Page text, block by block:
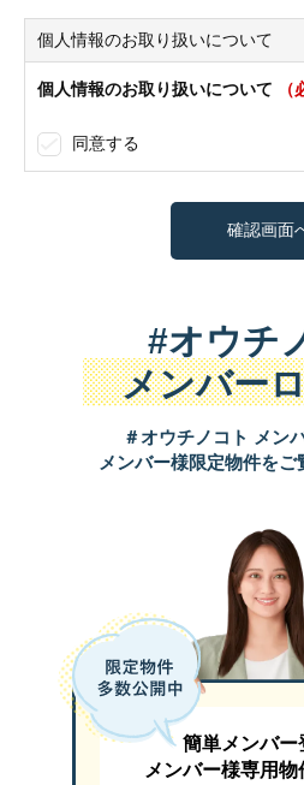
個人情報のお取り扱いについて
個人情報のお取り扱いについて （
同意する
#オウチ
メンバー
＃オウチノコト メン
メンバー様限定物件をご
簡単メンバー
メンバー様専用